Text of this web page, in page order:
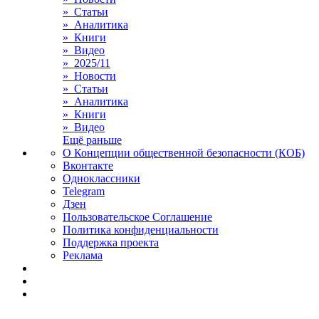
» Статьи
» Аналитика
» Книги
» Видео
» 2025/11
» Новости
» Статьи
» Аналитика
» Книги
» Видео
Ещё раньше
О Концепции общественной безопасности (КОБ)
Вконтакте
Одноклассники
Telegram
Дзен
Пользовательское Соглашение
Политика конфиденциальности
Поддержка проекта
Реклама